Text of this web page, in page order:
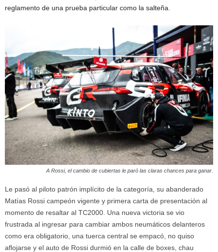
reglamento de una prueba particular como la salteña.
A Rossi, el cambio de cubiertas le paró las claras chances para ganar.
Le pasó al piloto patrón implícito de la categoría, su abanderado
Matías Rossi campeón vigente y primera carta de presentación al
momento de resaltar al TC2000. Una nueva victoria se vio
frustrada al ingresar para cambiar ambos neumáticos delanteros
como era obligatorio, una tuerca central se empacó, no quiso
aflojarse y el auto de Rossi durmió en la calle de boxes, chau